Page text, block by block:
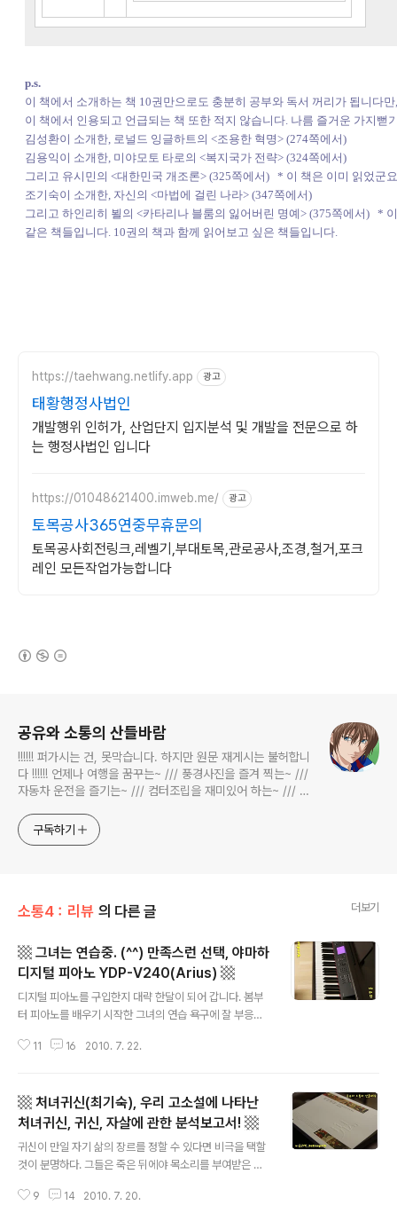
p.s.
이 책에서 소개하는 책 10권만으로도 충분히 공부와 독서 꺼리가 됩니다만,
이 책에서 인용되고 언급되는 책 또한 적지 않습니다. 나름 즐거운 가지뻗
김성환이 소개한, 로널드 잉글하트의 <조용한 혁명> (274쪽에서)
김용익이 소개한, 미야모토 타로의 <복지국가 전략> (324쪽에서)
그리고 유시민의 <대한민국 개조론> (325쪽에서) * 이 책은 이미 읽었군
조기숙이 소개한, 자신의 <마법에 걸린 나라> (347쪽에서)
그리고 하인리히 뵐의 <카타리나 블룸의 잃어버린 명예> (375쪽에서) *
같은 책들입니다. 10권의 책과 함께 읽어보고 싶은 책들입니다.
https://taehwang.netlify.app 광고
태황행정사법인
개발행위 인허가, 산업단지 입지분석 및 개발을 전문으로 하
는 행정사법인 입니다
https://01048621400.imweb.me/ 광고
토목공사365연중무휴문의
토목공사회전링크,레벨기,부대토목,관로공사,조경,철거,포크
레인 모든작업가능합니다
공유와 소통의 산들바람
!!!!!! 퍼가시는 건, 못막습니다. 하지만 원문 재게시는 불허합니
다 !!!!!! 언제나 여행을 꿈꾸는~ /// 풍경사진을 즐겨 찍는~ ///
자동차 운전을 즐기는~ /// 컴터조립을 재미있어 하는~ /// 고
식하는 미드가 있는~ /// 사회적 이슈에 발언하는~ 不老巨
구독하기
소통4：리뷰 의 다른 글 더보기
▩ 그녀는 연습중. (^^) 만족스런 선택, 야마하
디지털 피아노 YDP-V240(Arius) ▩
디지털 피아노를 구입한지 대략 한달이 되어 갑니다. 봄부
터 피아노를 배우기 시작한 그녀의 연습 욕구에 잘 부응하
례 정도 피아노 연습을 합니다. 피아노 교습을 가기 전에 연
마음으로 잘 듣습니다. 그녀의 피아노 연습에서는 두가지
경향성이 느껴집니다. 연습하는 곡이 날로 어려워지고 있
다는 느낌과 연습을 하는 동안 숙련도(?)가 높아지는 경향
이죠. 듣는 저로서는 즐겁습니다. ^^ 야마하 YDP-V240
으로 구입하길 잘 했단 생각 또한, 시간이 갈수록 더 드는데
요. 이게 구매자의 자기합리화를 넘어서는 무엇이 있군요.
11 16 2010. 7. 22.
▩ 처녀귀신(최기숙), 우리 고소설에 나타난
처녀귀신, 귀신, 자살에 관한 분석보고서! ▩
귀신이 만일 자기 삶의 장르를 정할 수 있다면 비극을 택할
것이 분명하다. 그들은 죽은 뒤에야 목소리를 부여받은 자,
사신(死神)이 아니라 자신의 죽음을 믿을 수 없어 현실로
9 14 2010. 7. 20.